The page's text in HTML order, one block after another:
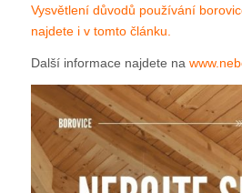
Vysvětlení důvodů používání
najdete i v tomto článku.
Další informace najdete na